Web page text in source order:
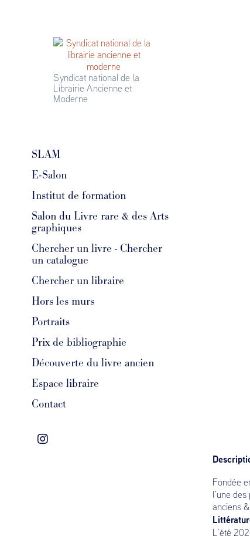
Syndicat national de la
Librairie Ancienne et
Moderne
SLAM
E-Salon
Institut de formation
Salon du Livre rare & des Arts
graphiques
Chercher un livre - Chercher
un catalogue
Chercher un libraire
Hors les murs
Portraits
Prix de bibliographie
Découverte du livre ancien
Espace libraire
Contact
Fondée
l’une
anciens
L’été